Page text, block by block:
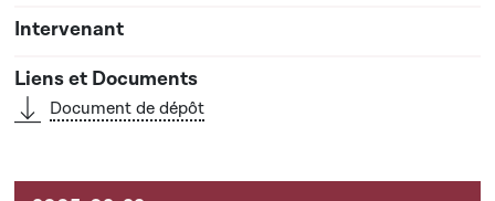
Document de dépôt